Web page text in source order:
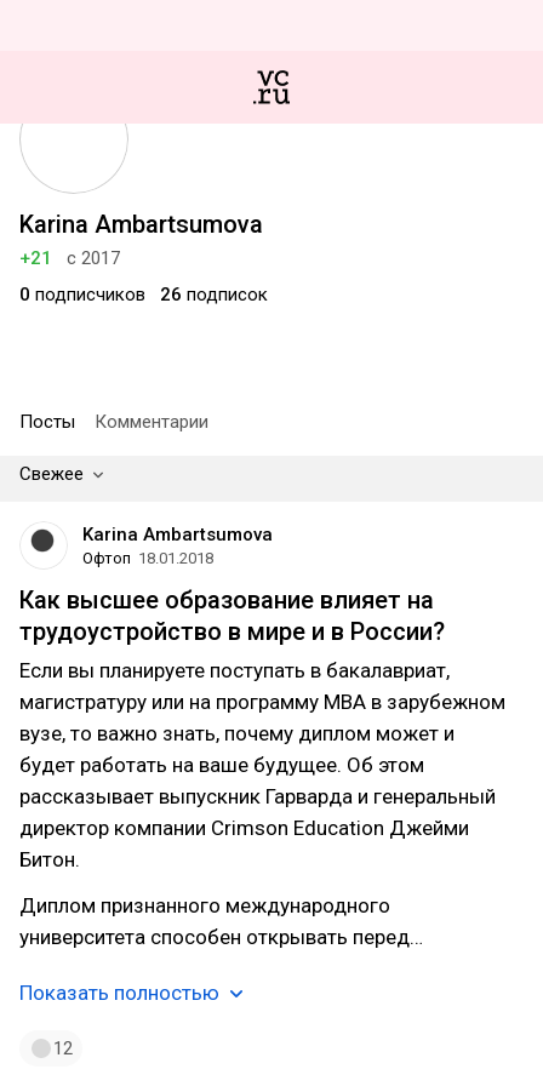
Karina Ambartsumova
+21
с 2017
0 подписчиков 26 подписок
Посты Комментарии
Свежее
Karina Ambartsumova
Офтоп 18.01.2018
Как высшее образование влияет на
трудоустройство в мире и в России?
Если вы планируете поступать в бакалавриат,
магистратуру или на программу MBA в зарубежном
вузе, то важно знать, почему диплом может и
будет работать на ваше будущее. Об этом
рассказывает выпускник Гарварда и генеральный
директор компании Crimson Education Джейми
Битон.
Диплом признанного международного
университета способен открывать перед…
Показать полностью
12